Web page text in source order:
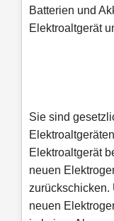
Batterien und
Elektroaltgerät
Sie sind
Elektroaltgerät
neuen
zurückschicken.
neuen